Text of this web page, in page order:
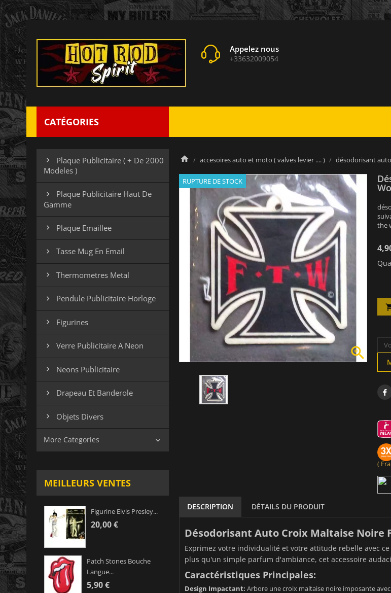
Appelez nous
+33632009054
CATÉGORIES

Plaque Publicitaire ( + De 2000
Modeles )

Plaque Publicitaire Haut De
Gamme
 Plaque Emaillee
 Tasse Mug En Email
 Thermometres Metal
 Pendule Publicitaire Horloge
 Figurines
 Verre Publicitaire A Neon
 Neons Publicitaire
 Drapeau Et Banderole
 Objets Divers
More Categories 
MEILLEURS VENTES
Figurine Elvis Presley...
20,00 €
Patch Stones Bouche
Langue...
5,90 €
accesoires auto et moto ( valves levier .... ) désodorisant auto
RUPTURE DE STOCK

the
(
DESCRIPTION DÉTAILS DU PRODUIT
Désodorisant Auto Croix Maltaise Noire
Exprimez votre individualité et votre attitude rebelle avec ce
plus qu'un simple parfum d'ambiance, cet accessoire
Caractéristiques Principales:
Design Impactant: Arbore une croix maltaise noire imposante